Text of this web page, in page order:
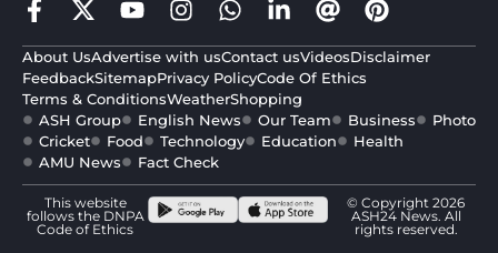
About UsAdvertise with usContact usVideosDisclaimer
FeedbackSitemapPrivacy PolicyCode Of Ethics
Terms & ConditionsWeatherShopping
ASH Group
English News Our Team Business
Photo
Cricket
Food Technology Education
Health
AMU News
Fact Check
This website
follows the DNPA
Code of Ethics
© Copyright 2026
ASH24 News. All
rights reserved.